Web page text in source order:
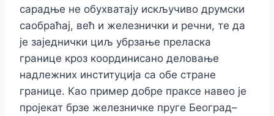
сарадње не обухватају искључиво друмски
саобраћај, већ и железнички и речни, те да
је заједнички циљ убрзање преласка
границе кроз координисано деловање
надлежних институција са обе стране
границе. Као пример добре праксе навео је
пројекат брзе железничке пруге Београд–